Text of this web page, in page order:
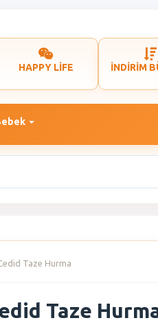
HAPPY LİFE İNDİRİM
Taze Hurma
Taze